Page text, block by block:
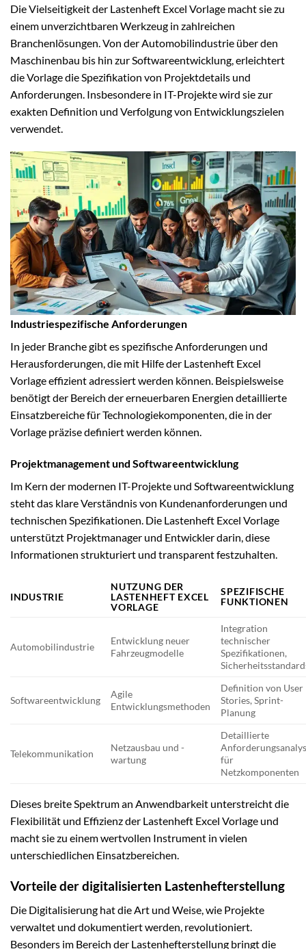
Die Vielseitigkeit der Lastenheft Excel Vorlage macht sie zu
einem unverzichtbaren Werkzeug in zahlreichen
Branchenlösungen. Von der Automobilindustrie über den
Maschinenbau bis hin zur Softwareentwicklung, erleichtert
die Vorlage die Spezifikation von Projektdetails und
Anforderungen. Insbesondere in IT-Projekte wird sie zur
exakten Definition und Verfolgung von Entwicklungszielen
verwendet.
Industriespezifische Anforderungen
In jeder Branche gibt es spezifische Anforderungen und
Herausforderungen, die mit Hilfe der Lastenheft Excel
Vorlage effizient adressiert werden können. Beispielsweise
benötigt der Bereich der erneuerbaren Energien detaillierte
Einsatzbereiche für Technologiekomponenten, die in der
Vorlage präzise definiert werden können.
Projektmanagement und Softwareentwicklung
Im Kern der modernen IT-Projekte und Softwareentwicklung
steht das klare Verständnis von Kundenanforderungen und
technischen Spezifikationen. Die Lastenheft Excel Vorlage
unterstützt Projektmanager und Entwickler darin, diese
Informationen strukturiert und transparent festzuhalten.
INDUSTRIE
NUTZUNG DER
LASTENHEFT EXCEL
VORLAGE
SPEZIFISCHE
FUNKTIONEN
Automobilindustrie
Entwicklung neuer
Fahrzeugmodelle
Integration
technischer
Spezifikationen,
Softwareentwicklung
Agile
Entwicklungsmethoden
Definition von User
Stories, Sprint-
Planung
Telekommunikation
Netzausbau und -
wartung
Detaillierte
für
Netzkomponenten
Dieses breite Spektrum an Anwendbarkeit unterstreicht die
Flexibilität und Effizienz der Lastenheft Excel Vorlage und
macht sie zu einem wertvollen Instrument in vielen
unterschiedlichen Einsatzbereichen.
Vorteile der digitalisierten Lastenhefterstellung
Die Digitalisierung hat die Art und Weise, wie Projekte
verwaltet und dokumentiert werden, revolutioniert.
Besonders im Bereich der Lastenhefterstellung bringt die